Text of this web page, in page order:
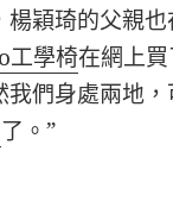
楊穎琦的父親
工學椅在網上
們身處兩地
了。”